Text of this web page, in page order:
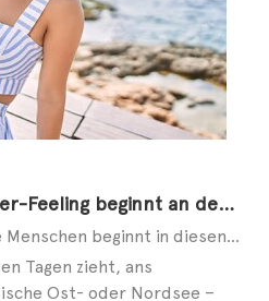
BEACH TIME – Sommer-Feeling beginnt an den Füßen
Endlich Urlaub! Für viele Menschen beginnt in diesen Tagen die schönste Zeit des Jahres. Ob allein, ...
Tagen zieht, ans
Ost- oder Nordsee –